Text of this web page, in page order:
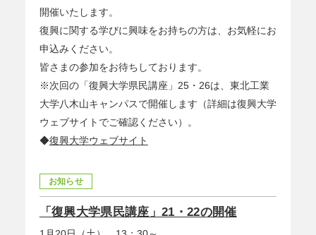
開催いたします。
復興に関する学びに興味をお持ちの方は、お気軽にお
申込みください。
皆さまの参加をお待ちしております。
※次回の「復興大学県民講座」25・26は、東北工業
大学八木山キャンパスで開催します（詳細は復興大学
ウェブサイトでご確認ください）。
◆復興大学ウェブサイト
お知らせ
「復興大学県民講座」21・22の開催